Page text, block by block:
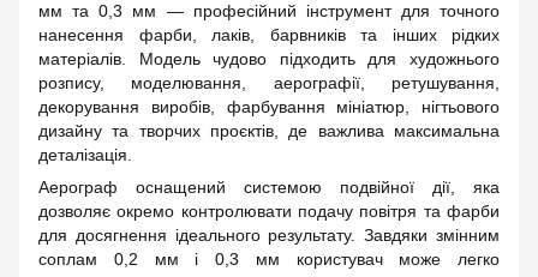
мм та 0,3 мм — професійний інструмент для точного
нанесення фарби, лаків, барвників та інших рідких
матеріалів. Модель чудово підходить для художнього
розпису, моделювання, аерографії, ретушування,
декорування виробів, фарбування мініатюр, нігтьового
дизайну та творчих проєктів, де важлива максимальна
деталізація.
Аерограф оснащений системою подвійної дії, яка
дозволяє окремо контролювати подачу повітря та фарби
для досягнення ідеального результату. Завдяки змінним
соплам 0,2 мм і 0,3 мм користувач може легко